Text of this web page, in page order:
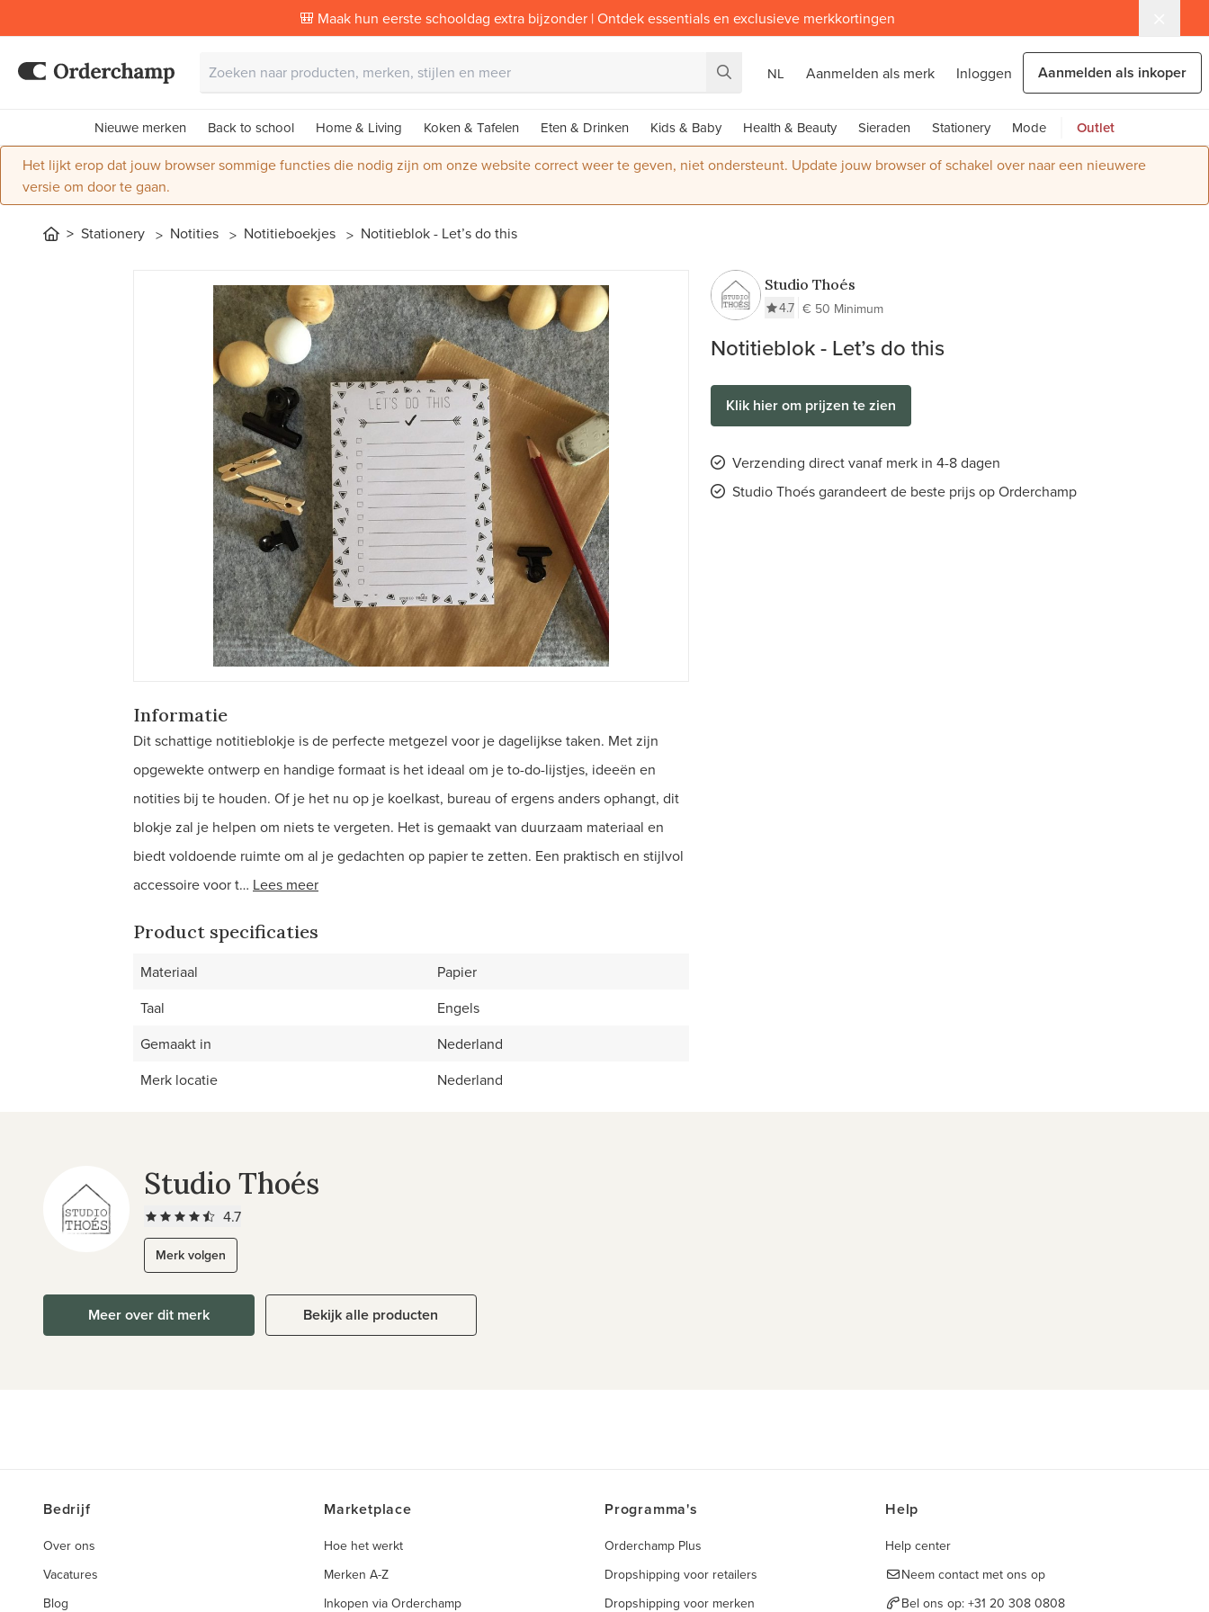
🎒 Maak hun eerste schooldag extra bijzonder | Ontdek essentials en exclusieve merkkortingen
NL Aanmelden als merk Inloggen Aanmelden als inkoper
Nieuwe merken Back to school Home & Living Koken & Tafelen Eten & Drinken Kids & Baby Health & Beauty Sieraden Stationery Mode Outlet
Het lijkt erop dat jouw browser sommige functies die nodig zijn om onze website correct weer te geven, niet ondersteunt. Update jouw browser of schakel over naar een nieuwere
versie om door te gaan.
Stationery Notities Notitieboekjes Notitieblok - Let’s do this
Studio Thoés
4.7 € 50 Minimum
Notitieblok - Let’s do this
Klik hier om prijzen te zien
Verzending direct vanaf merk in 4-8 dagen
Studio Thoés garandeert de beste prijs op Orderchamp
Informatie
Dit schattige notitieblokje is de perfecte metgezel voor je dagelijkse taken. Met zijn
opgewekte ontwerp en handige formaat is het ideaal om je to-do-lijstjes, ideeën en
notities bij te houden. Of je het nu op je koelkast, bureau of ergens anders ophangt, dit
blokje zal je helpen om niets te vergeten. Het is gemaakt van duurzaam materiaal en
biedt voldoende ruimte om al je gedachten op papier te zetten. Een praktisch en stijlvol
accessoire voor t… Lees meer
Product specificaties
Materiaal
Papier
Taal
Engels
Gemaakt in
Nederland
Merk locatie
Nederland
Studio Thoés
4.7
Merk volgen
Meer over dit merk Bekijk alle producten
Bedrijf
Over ons
Vacatures
Blog
Marketplace
Hoe het werkt
Merken A-Z
Inkopen via Orderchamp
Programma's
Orderchamp Plus
Dropshipping voor retailers
Dropshipping voor merken
Help
Help center
Neem contact met ons op
Bel ons op: +31 20 308 0808